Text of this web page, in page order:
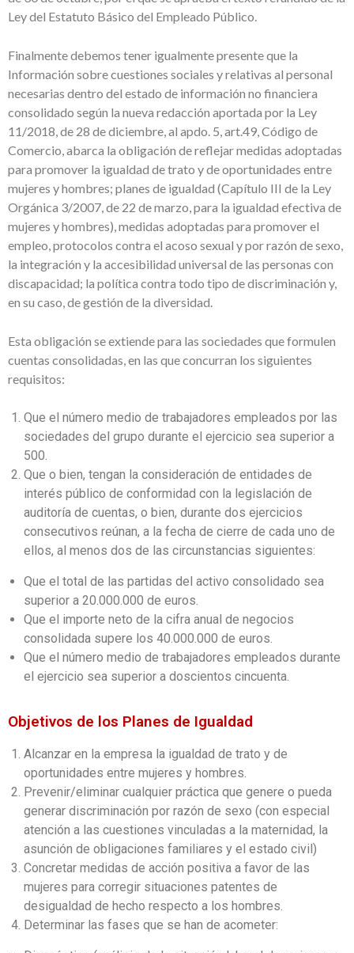
Ley del Estatuto Básico del Empleado Público.
Finalmente debemos tener igualmente presente que la
Información sobre cuestiones sociales y relativas al personal
necesarias dentro del estado de información no financiera
consolidado según la nueva redacción aportada por la Ley
11/2018, de 28 de diciembre, al apdo. 5, art.49, Código de
Comercio, abarca la obligación de reflejar medidas adoptadas
para promover la igualdad de trato y de oportunidades entre
mujeres y hombres; planes de igualdad (Capítulo III de la Ley
Orgánica 3/2007, de 22 de marzo, para la igualdad efectiva de
mujeres y hombres), medidas adoptadas para promover el
empleo, protocolos contra el acoso sexual y por razón de sexo,
la integración y la accesibilidad universal de las personas con
discapacidad; la política contra todo tipo de discriminación y,
en su caso, de gestión de la diversidad.
Esta obligación se extiende para las sociedades que formulen
cuentas consolidadas, en las que concurran los siguientes
requisitos:
Que el número medio de trabajadores empleados por las
sociedades del grupo durante el ejercicio sea superior a
500.
Que o bien, tengan la consideración de entidades de
interés público de conformidad con la legislación de
auditoría de cuentas, o bien, durante dos ejercicios
consecutivos reúnan, a la fecha de cierre de cada uno de
ellos, al menos dos de las circunstancias siguientes:
Que el total de las partidas del activo consolidado sea
superior a 20.000.000 de euros.
Que el importe neto de la cifra anual de negocios
consolidada supere los 40.000.000 de euros.
Que el número medio de trabajadores empleados durante
el ejercicio sea superior a doscientos cincuenta.
Objetivos de los Planes de Igualdad
Alcanzar en la empresa la igualdad de trato y de
oportunidades entre mujeres y hombres.
Prevenir/eliminar cualquier práctica que genere o pueda
generar discriminación por razón de sexo (con especial
atención a las cuestiones vinculadas a la maternidad, la
asunción de obligaciones familiares y el estado civil)
Concretar medidas de acción positiva a favor de las
mujeres para corregir situaciones patentes de
desigualdad de hecho respecto a los hombres.
Determinar las fases que se han de acometer: